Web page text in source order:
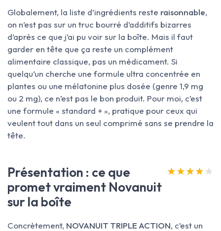
Globalement, la liste d’ingrédients reste raisonnable,
on n’est pas sur un truc bourré d’additifs bizarres
d’après ce que j’ai pu voir sur la boîte. Mais il faut
garder en tête que ça reste un complément
alimentaire classique, pas un médicament. Si
quelqu’un cherche une formule ultra concentrée en
plantes ou une mélatonine plus dosée (genre 1,9 mg
ou 2 mg), ce n’est pas le bon produit. Pour moi, c’est
une formule « standard + », pratique pour ceux qui
veulent tout dans un seul comprimé sans se prendre la
tête.
Présentation : ce que
promet vraiment Novanuit
sur la boîte
★★★★★
★★★★★
Concrètement, NOVANUIT TRIPLE ACTION, c’est un